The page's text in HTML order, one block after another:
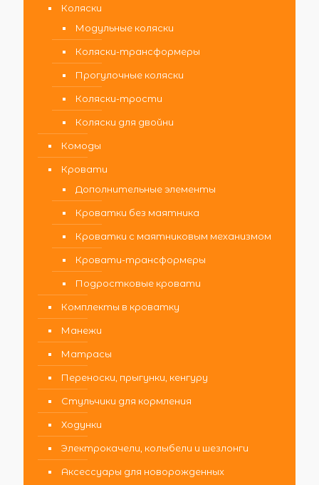
Коляски
Модульные коляски
Коляски-трансформеры
Прогулочные коляски
Коляски-трости
Коляски для двойни
Комоды
Кровати
Дополнительные элементы
Кроватки без маятника
Кроватки с маятниковым механизмом
Кровати-трансформеры
Подростковые кровати
Комплекты в кроватку
Манежи
Матрасы
Переноски, прыгунки, кенгуру
Стульчики для кормления
Ходунки
Электрокачели, колыбели и шезлонги
Аксессуары для новорожденных